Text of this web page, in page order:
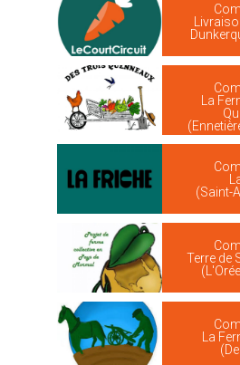
La
(Saint-
Terre de
La